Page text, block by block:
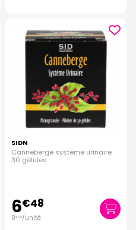
SIDN
Canneberge système urinaire
30 gélules
6€48
0€22/unité